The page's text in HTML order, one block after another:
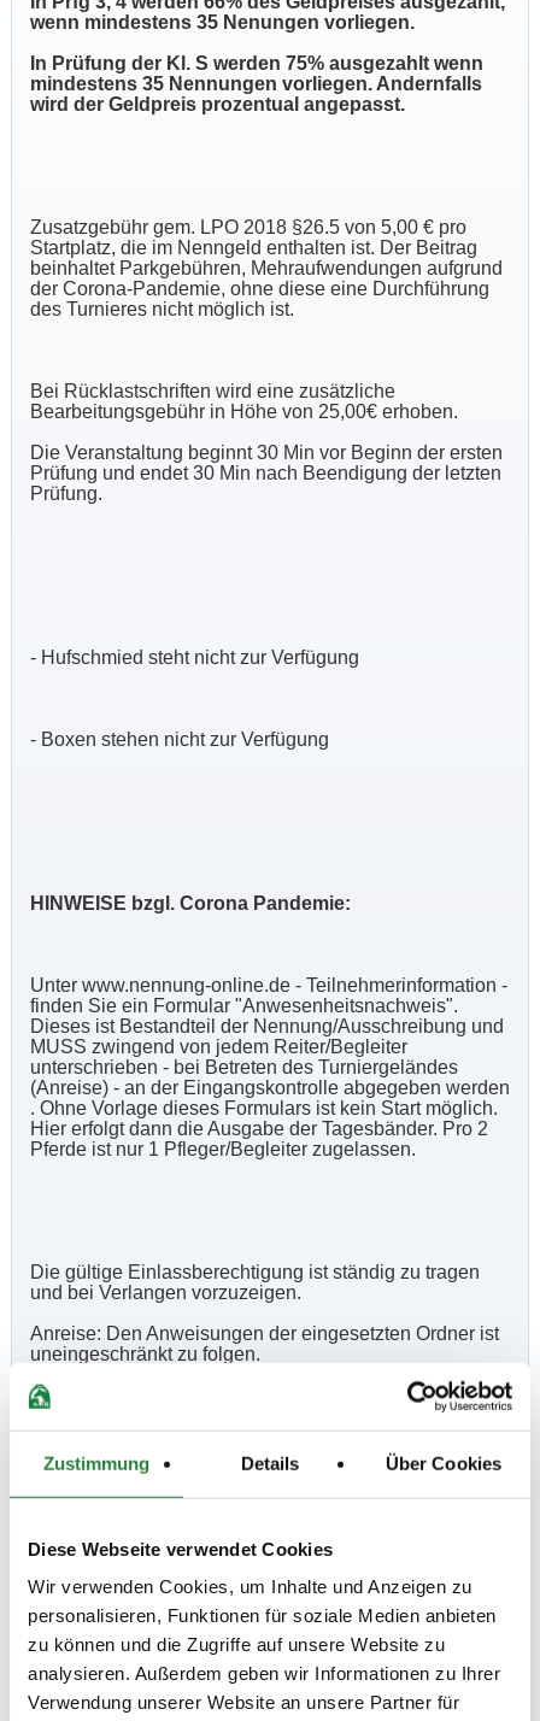
Zustimmung Details Über Cookies
Diese Webseite verwendet Cookies
Wir verwenden Cookies, um Inhalte und Anzeigen zu
personalisieren, Funktionen für soziale Medien anbieten
zu können und die Zugriffe auf unsere Website zu
analysieren. Außerdem geben wir Informationen zu Ihrer
Verwendung unserer Website an unsere Partner für
wenn mindestens 35 Nenungen vorliegen.
In Prüfung der Kl. S werden 75% ausgezahlt wenn
mindestens 35 Nennungen vorliegen. Andernfalls
wird der Geldpreis prozentual angepasst.
Zusatzgebühr gem. LPO 2018 §26.5 von 5,00 € pro
Startplatz, die im Nenngeld enthalten ist. Der Beitrag
beinhaltet Parkgebühren, Mehraufwendungen aufgrund
der Corona-Pandemie, ohne diese eine Durchführung
des Turnieres nicht möglich ist.
Bei Rücklastschriften wird eine zusätzliche
Bearbeitungsgebühr in Höhe von 25,00€ erhoben.
Die Veranstaltung beginnt 30 Min vor Beginn der ersten
Prüfung und endet 30 Min nach Beendigung der letzten
Prüfung.
- Hufschmied steht nicht zur Verfügung
- Boxen stehen nicht zur Verfügung
HINWEISE bzgl. Corona Pandemie:
Unter www.nennung-online.de - Teilnehmerinformation -
finden Sie ein Formular "Anwesenheitsnachweis".
Dieses ist Bestandteil der Nennung/Ausschreibung und
MUSS zwingend von jedem Reiter/Begleiter
unterschrieben - bei Betreten des Turniergeländes
(Anreise) - an der Eingangskontrolle abgegeben werden
. Ohne Vorlage dieses Formulars ist kein Start möglich.
Hier erfolgt dann die Ausgabe der Tagesbänder. Pro 2
Pferde ist nur 1 Pfleger/Begleiter zugelassen.
Die gültige Einlassberechtigung ist ständig zu tragen
und bei Verlangen vorzuzeigen.
Anreise: Den Anweisungen der eingesetzten Ordner ist
uneingeschränkt zu folgen.
Zutritt zum Veranstaltungsgelände haben ausschließlich
Personen ohne Krankheitssymptome die für eine
Infektion mit dem Coronavirus typisch sind
Zeiteinteilung , sowie etwaigen Anhängen.
Beschaffenheit der Plätze:
Springplatz 48x65 m Sand (Fairground Sandplatz)